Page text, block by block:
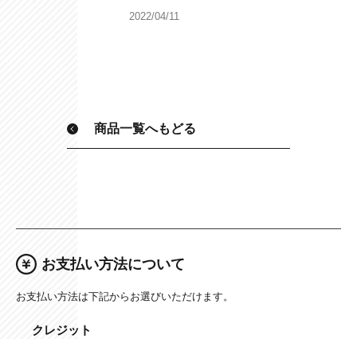
2022/04/11
商品一覧へもどる
お支払い方法について
お支払い方法は下記からお選びいただけます。
クレジット